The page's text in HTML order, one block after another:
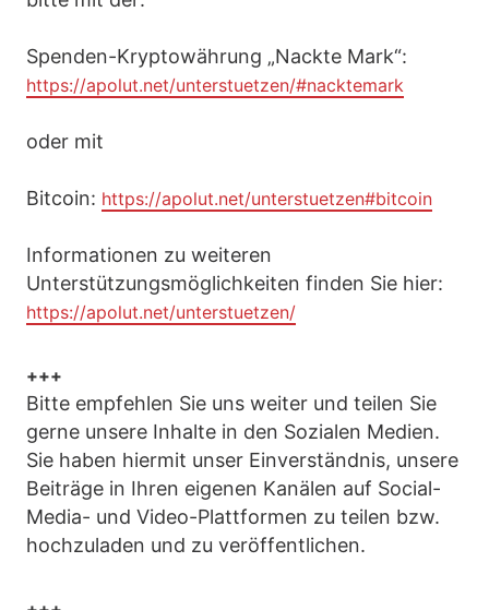
Spenden-Kryptowährung „Nackte Mark“:
https://apolut.net/unterstuetzen/#nacktemark
oder mit
Bitcoin: https://apolut.net/unterstuetzen#bitcoin
Informationen zu weiteren
Unterstützungsmöglichkeiten finden Sie hier:
https://apolut.net/unterstuetzen/
+++
Bitte empfehlen Sie uns weiter und teilen Sie
gerne unsere Inhalte in den Sozialen Medien.
Sie haben hiermit unser Einverständnis, unsere
Beiträge in Ihren eigenen Kanälen auf Social-
Media- und Video-Plattformen zu teilen bzw.
hochzuladen und zu veröffentlichen.